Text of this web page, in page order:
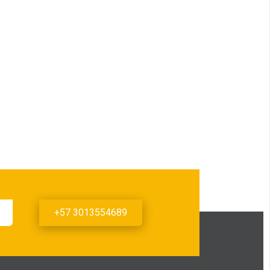
+57 3013554689